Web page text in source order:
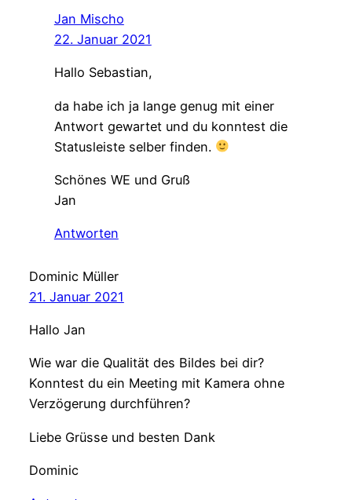
Jan Mischo
22. Januar 2021
Hallo Sebastian,
da habe ich ja lange genug mit einer
Antwort gewartet und du konntest die
Statusleiste selber finden.
Schönes WE und Gruß
Jan
Antworten
Dominic Müller
21. Januar 2021
Hallo Jan
Wie war die Qualität des Bildes bei dir?
Konntest du ein Meeting mit Kamera ohne
Verzögerung durchführen?
Liebe Grüsse und besten Dank
Dominic